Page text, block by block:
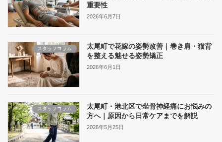
重要性
2026年6月7日
スタッフコラム
太尾町で花嫁の姿勢改善｜巻き肩・猫背
を整える魅せる姿勢矯正
2026年6月1日
スタッフコラム
太尾町・港北区で坐骨神経痛にお悩みの
方へ｜原因から日常ケアまでを解説
2026年5月25日